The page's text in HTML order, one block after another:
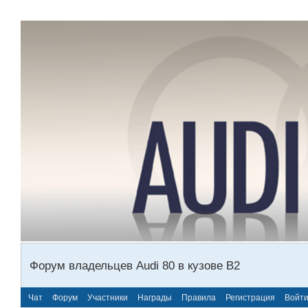
Форум владельцев Audi 80 в кузове В2
Чат Форум Участники Награды Правила Регистрация Войти